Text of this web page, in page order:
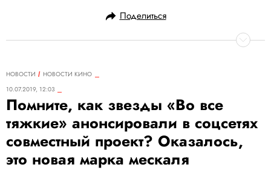
Поделиться
НОВОСТИ
НОВОСТИ КИНО
10.07.2019, 12:03
Помните, как звезды «Во все
тяжкие» анонсировали в соцсетях
совместный проект? Оказалось,
это новая марка мескаля